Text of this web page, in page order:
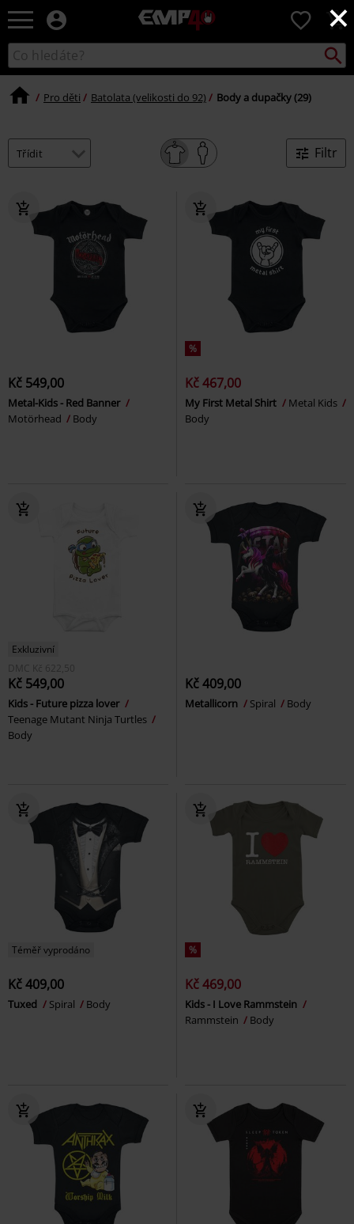
×
EMP
Hudba,
filmy
&
pro
hráče,
0
Katalog
vyhledávání
Pro děti Batolata (velikosti do 92) Body a dupačky (29)
Filtr
Kč 549,00
Metal-Kids - Red Banner
Motörhead
Body
%
Kč 467,00
My First Metal Shirt
Metal Kids
Body
Exkluzivní
DMC
Kč 622,50
Kč 549,00
Kids - Future pizza lover
Teenage Mutant Ninja Turtles
Body
Kč 409,00
Metallicorn Spiral Body
Téměř vyprodáno
Kč 409,00
Tuxed Spiral Body
%
Kč 469,00
Kids - I Love Rammstein
Rammstein
Body